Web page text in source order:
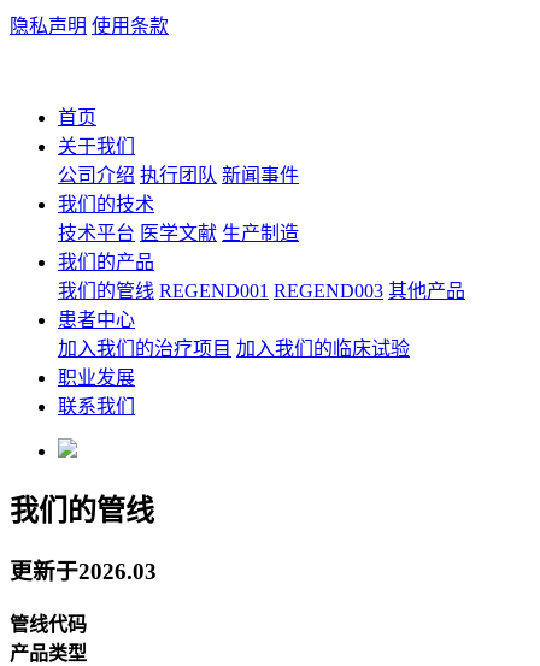
隐私声明 使用条款
首页
关于我们
公司介绍 执行团队 新闻事件
我们的技术
技术平台 医学文献 生产制造
我们的产品
我们的管线 REGEND001 REGEND003 其他产品
患者中心
加入我们的治疗项目 加入我们的临床试验
职业发展
联系我们
我们的管线
更新于2026.03
管线代码
产品类型